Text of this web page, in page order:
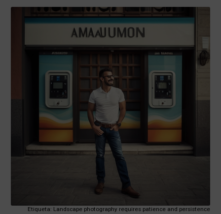
Etiqueta: Landscape photography requires patience and persistence